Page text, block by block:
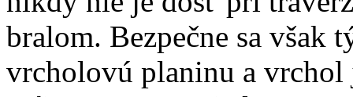
bralom. Bezpečne sa však
vrcholovú planinu a vrchol